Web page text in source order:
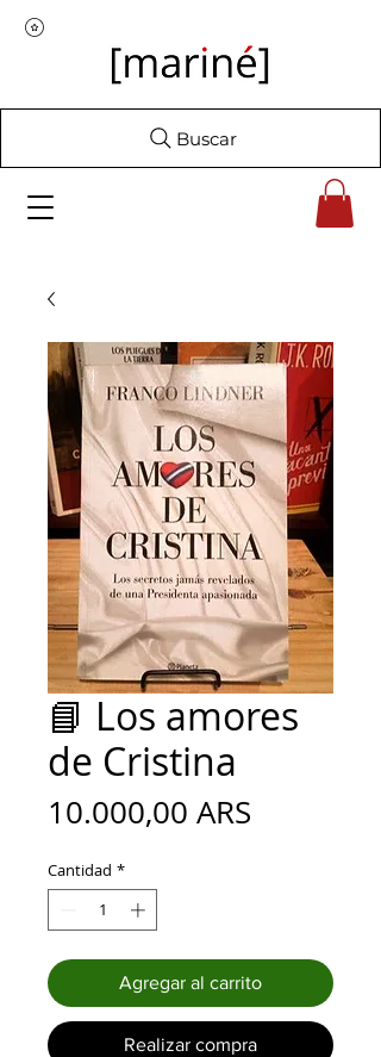
Buscar
📘 Los amores
de Cristina
10.000,00 ARS
Cantidad *
Agregar al carrito
Realizar compra